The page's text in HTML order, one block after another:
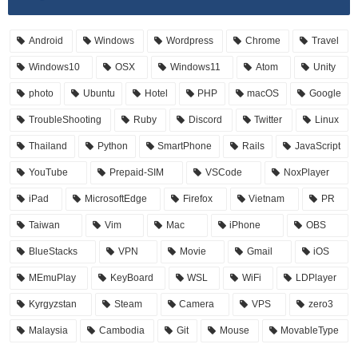
Android Windows Wordpress Chrome Travel
Windows10 OSX Windows11 Atom Unity
photo Ubuntu Hotel PHP macOS Google
TroubleShooting Ruby Discord Twitter Linux
Thailand Python SmartPhone Rails JavaScript
YouTube Prepaid-SIM VSCode NoxPlayer
iPad MicrosoftEdge Firefox Vietnam PR
Taiwan Vim Mac iPhone OBS
BlueStacks VPN Movie Gmail iOS
MEmuPlay KeyBoard WSL WiFi LDPlayer
Kyrgyzstan Steam Camera VPS zero3
Malaysia Cambodia Git Mouse MovableType